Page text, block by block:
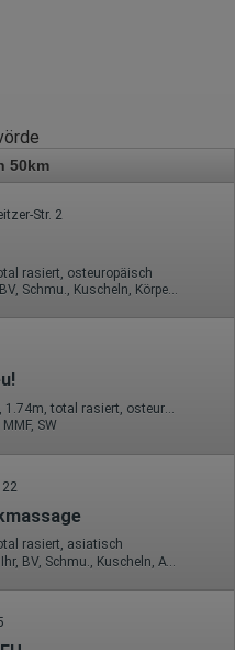
50km
Str. 2
rasiert, osteuropäisch
69, GF6, Franz b. Ihr, BV, Schmu., Kuscheln, Körperküs., Mast.
29 Jahre, 90B, KF 38, 1.74m, total rasiert, osteuropäisch
MMF, SW
22
rasiert, asiatisch